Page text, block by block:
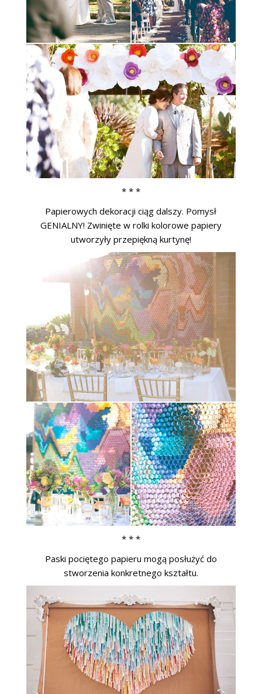
* * *
Papierowych dekoracji ciąg dalszy. Pomysł
GENIALNY! Zwinięte w rolki kolorowe papiery
utworzyły przepiękną kurtynę!
* * *
Paski pociętego papieru mogą posłużyć do
stworzenia konkretnego kształtu.